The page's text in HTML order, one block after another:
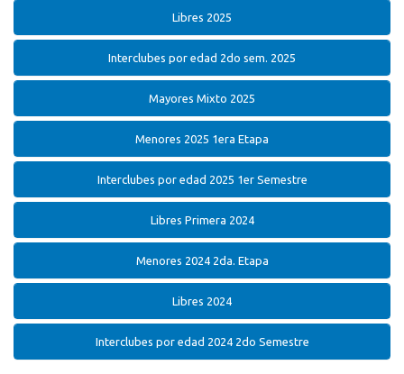
Libres 2025
Interclubes por edad 2do sem. 2025
Mayores Mixto 2025
Menores 2025 1era Etapa
Interclubes por edad 2025 1er Semestre
Libres Primera 2024
Menores 2024 2da. Etapa
Libres 2024
Interclubes por edad 2024 2do Semestre